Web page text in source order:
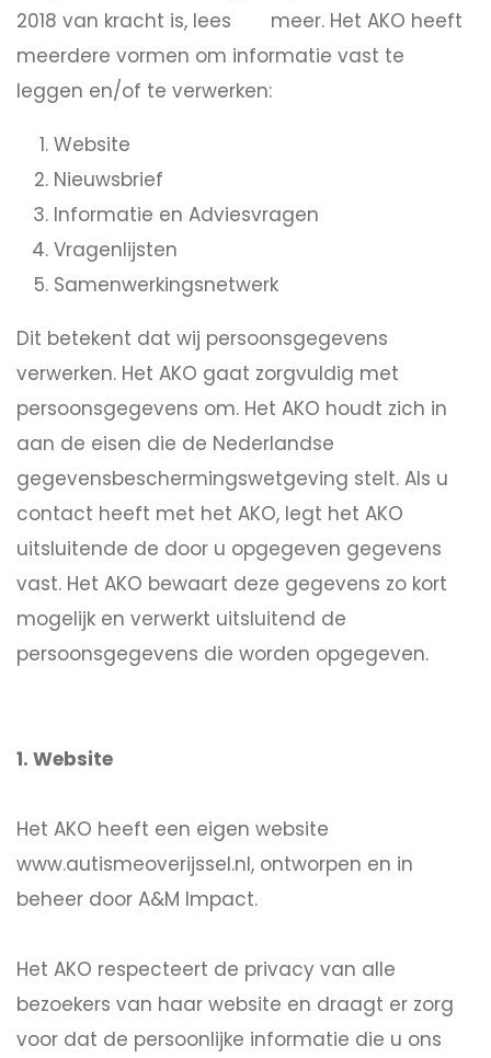
2018 van kracht is, lees
meer. Het AKO heeft
meerdere vormen om informatie vast te
leggen en/of te verwerken:
Website
Nieuwsbrief
Informatie en Adviesvragen
Vragenlijsten
Samenwerkingsnetwerk
Dit betekent dat wij persoonsgegevens
verwerken. Het AKO gaat zorgvuldig met
persoonsgegevens om. Het AKO houdt zich in
aan de eisen die de Nederlandse
gegevensbeschermingswetgeving stelt. Als u
contact heeft met het AKO, legt het AKO
uitsluitende de door u opgegeven gegevens
vast. Het AKO bewaart deze gegevens zo kort
mogelijk en verwerkt uitsluitend de
persoonsgegevens die worden opgegeven.
1. Website
Het AKO heeft een eigen website
www.autismeoverijssel.nl, ontworpen en in
beheer door A&M Impact.
Het AKO respecteert de privacy van alle
bezoekers van haar website en draagt er zorg
voor dat de persoonlijke informatie die u ons